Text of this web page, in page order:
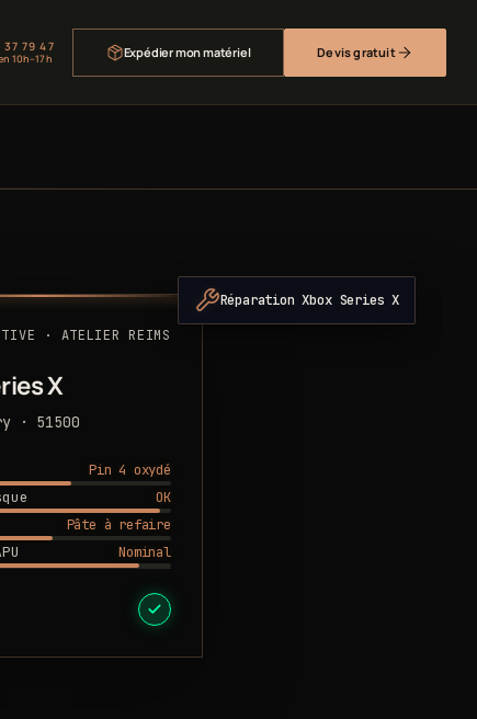
37 79 47
10h–17h Expédier mon matériel Devis gratuit
· ATELIER REIMS
X
· 51500
Pin 4 oxydé
OK
Pâte à refaire
Nominal
Réparation Xbox Series X